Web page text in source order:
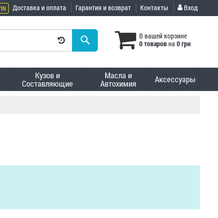
Доставка и оплата Гарантия и возврат Контакты Вход
В вашей корзине
0 товаровна 0 грн
Кузов и
Составляющие
Масла и
Автохимия Аксессуары